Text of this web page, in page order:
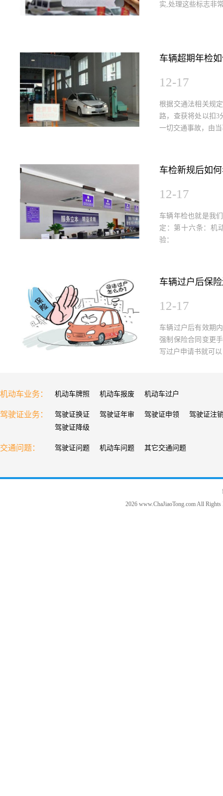
实,处理这些标志非
车辆超期年检
12-17
根据交通法相关规
路，查获将处以扣3
一切交通事故，由
车检新规后如
12-17
车辆年检也就是我
定：第十六条：机
验：
车辆过户后保
12-17
车辆过户后有效期
强制保险合同变更
写过户申请书就可
机动车业务： 机动车牌照 机动车报废 机动车过户
驾驶证业务： 驾驶证换证 驾驶证年审 驾驶证申领
驾驶证注
驾驶证降级
交通问题： 驾驶证问题 机动车问题 其它交通问题
2026 www.ChaJiaoTong.com All Rights